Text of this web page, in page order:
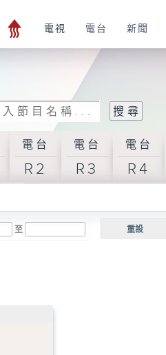
電視 電台 新聞
電台
R2
電台
R3
電台
R4
至 重設